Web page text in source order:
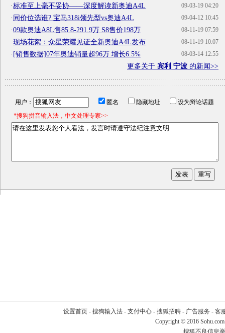
09-03-19 04:20
·标准至上毫不妥协——深度解读新奥迪A4L
09-04-12 10:45
·同价位选谁? 宝马318i领先型vs奥迪A4L
08-11-19 07:59
·09款奥迪A8L售85.8-291.9万 S8售价198万
08-11-19 10:07
·现场花絮：众星荣耀见证全新奥迪A4L发布
08-03-14 12:55
·[销售数据]07年奥迪销量超96万 增长6.5%
更多关于 宾利 宁波 的新闻>>
用户： 匿名 隐藏地址
设为辩论话题
*搜狗拼音输入法，中文处理专家>>
设置首页- 搜狗输入法- 支付中心- 搜狐招聘- 广告服务 - 客
Copyright © 2016
搜狐不良信息